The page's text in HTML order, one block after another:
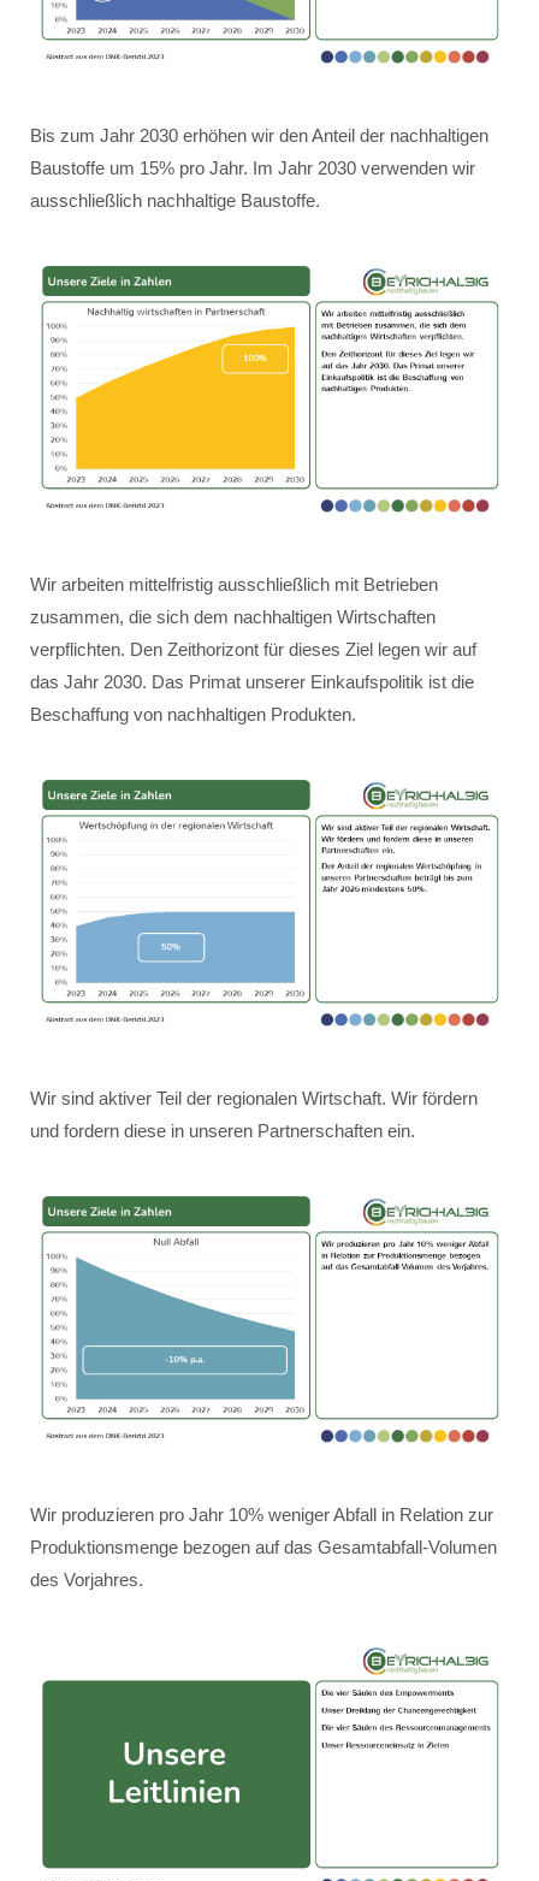
Bis zum Jahr 2030 erhöhen wir den Anteil der nachhaltigen
Baustoffe um 15% pro Jahr. Im Jahr 2030 verwenden wir
ausschließlich nachhaltige Baustoffe.
Wir arbeiten mittelfristig ausschließlich mit Betrieben
zusammen, die sich dem nachhaltigen Wirtschaften
verpflichten. Den Zeithorizont für dieses Ziel legen wir auf
das Jahr 2030. Das Primat unserer Einkaufspolitik ist die
Beschaffung von nachhaltigen Produkten.
Wir sind aktiver Teil der regionalen Wirtschaft. Wir fördern
und fordern diese in unseren Partnerschaften ein.
Wir produzieren pro Jahr 10% weniger Abfall in Relation zur
Produktionsmenge bezogen auf das Gesamtabfall-Volumen
des Vorjahres.